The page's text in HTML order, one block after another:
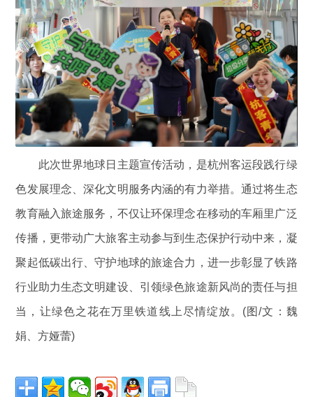
此次世界地球日主题宣传活动，是杭州客运段践行绿
色发展理念、深化文明服务内涵的有力举措。通过将生态
教育融入旅途服务，不仅让环保理念在移动的车厢里广泛
传播，更带动广大旅客主动参与到生态保护行动中来，凝
聚起低碳出行、守护地球的旅途合力，进一步彰显了铁路
行业助力生态文明建设、引领绿色旅途新风尚的责任与担
当，让绿色之花在万里铁道线上尽情绽放。(图/文：魏
娟、方娅蕾)